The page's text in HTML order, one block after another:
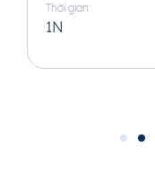
Thời gian
1N